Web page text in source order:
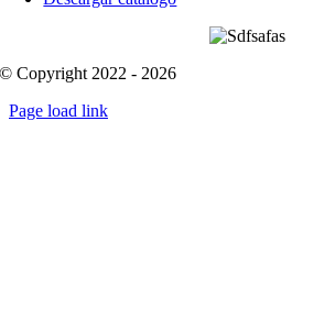
© Copyright 2022 - 2026
Page load link